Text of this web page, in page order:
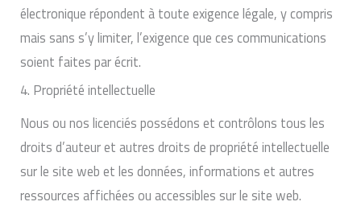
électronique répondent à toute exigence légale, y compris
mais sans s’y limiter, l’exigence que ces communications
soient faites par écrit.
4. Propriété intellectuelle
Nous ou nos licenciés possédons et contrôlons tous les
droits d’auteur et autres droits de propriété intellectuelle
sur le site web et les données, informations et autres
ressources affichées ou accessibles sur le site web.